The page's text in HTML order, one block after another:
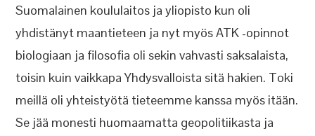
Suomalainen koululaitos ja yliopisto kun oli
yhdistänyt maantieteen ja nyt myös ATK -opinnot
biologiaan ja filosofia oli sekin vahvasti saksalaista,
toisin kuin vaikkapa Yhdysvalloista sitä hakien. Toki
meillä oli yhteistyötä tieteemme kanssa myös itään.
Se jää monesti huomaamatta geopolitiikasta ja